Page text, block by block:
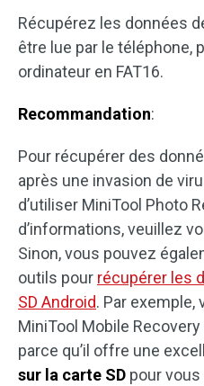
Récupérez les données
être lue par le téléphone,
ordinateur en FAT16.
Recommandation:
Pour récupérer des
après une invasion de
d’utiliser MiniTool Photo
d’informations, veuillez
Sinon, vous pouvez
outils pour récupérer les
SD Android. Par
MiniTool Mobile
parce qu’il offre une
sur la carte SD pour